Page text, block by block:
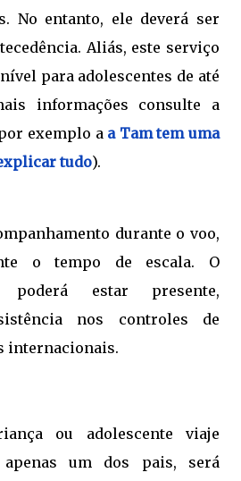
No entanto, ele deverá ser
Aliás, este serviço
para adolescentes de até
informações consulte a
exemplo a a Tam tem uma
tudo).
durante o voo,
o tempo de escala. O
poderá estar presente,
nos controles de
internacionais.
ou adolescente viaje
apenas um dos pais, será